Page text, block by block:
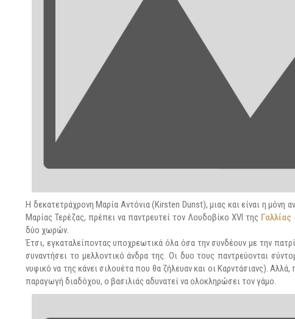
Η δεκατετράχρονη Μαρία Αντόνια (Kirsten Dunst), μιας και είναι η μόνη
Μαρίας Τερέζας, πρέπει να παντρευτεί τον Λουδοβίκο XVI της Γαλλίας
δύο χωρών.
Έτσι, εγκαταλείποντας υποχρεωτικά όλα όσα την συνδέουν με την
συναντήσει το μελλοντικό άνδρα της. Οι δυο τους παντρεύονται
νυφικό να της κάνει σιλουέτα που θα ζήλευαν και οι Καρντάσιανς).
παραγωγή διαδόχου, ο βασιλιάς αδυνατεί να ολοκληρώσει τον γάμο.